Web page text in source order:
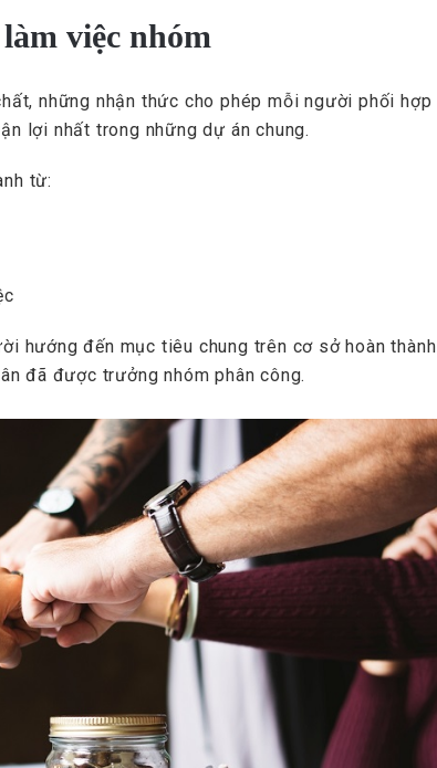
việc nhóm
những nhận thức cho phép mỗi người phối hợp
lợi nhất trong những dự án chung.
từ:
hướng đến mục tiêu chung trên cơ sở hoàn thành
đã được trưởng nhóm phân công.